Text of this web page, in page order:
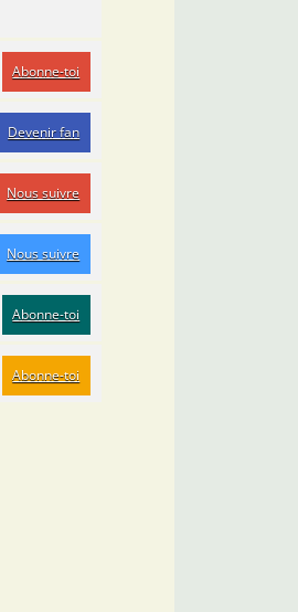
Abonne-toi
Devenir fan
Nous suivre
Nous suivre
Abonne-toi
Abonne-toi